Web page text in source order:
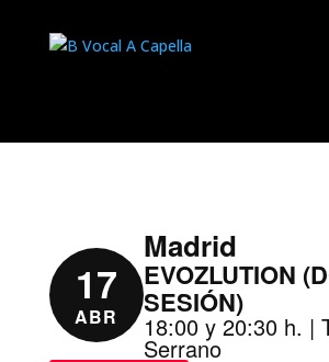
17
ABR
Madrid
EVOZLUTION
SESIÓN)
18:00 y 20:30 h. |
Serrano